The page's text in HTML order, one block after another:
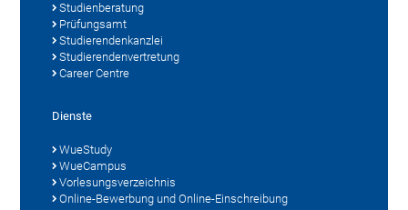
Studienberatung
Prüfungsamt
Studierendenkanzlei
Studierendenvertretung
Career Centre
Dienste
WueStudy
WueCampus
Vorlesungsverzeichnis
Online-Bewerbung und Online-Einschreibung